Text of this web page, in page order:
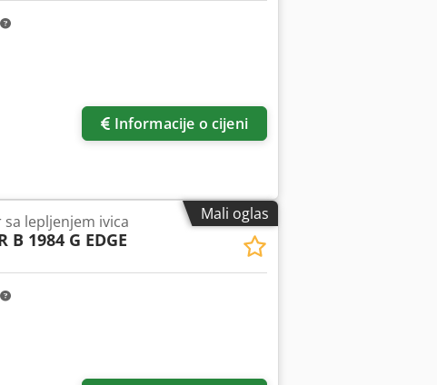
Informacije o cijeni
Mali oglas
lepljenjem ivica
B 1984 G EDGE